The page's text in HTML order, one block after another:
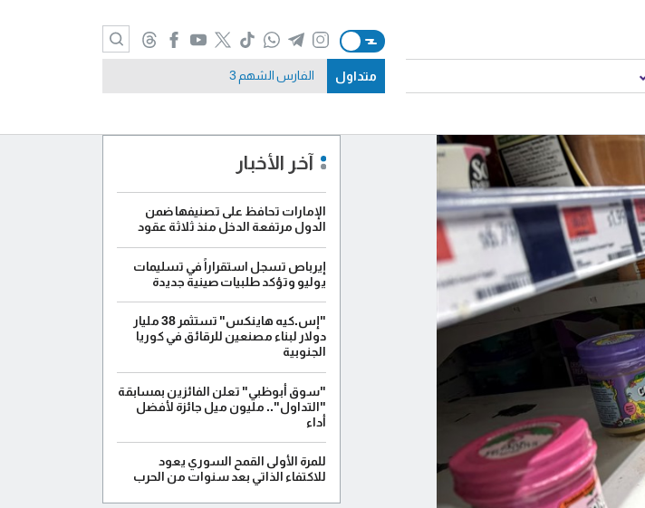
متداول الفارس الشهم 3
آخر الأخبار
الإمارات تحافظ على تصنيفها ضمن
الدول مرتفعة الدخل منذ ثلاثة عقود
إيرباص تسجل استقراراً في تسليمات
يوليو وتؤكد طلبيات صينية جديدة
"إس.كيه هاينكس" تستثمر 38 مليار
دولار لبناء مصنعين للرقائق في كوريا
الجنوبية
"سوق أبوظبي" تعلن الفائزين بمسابقة
"التداول".. مليون ميل جائزة لأفضل
أداء
للمرة الأولى القمح السوري يعود
للاكتفاء الذاتي بعد سنوات من الحرب